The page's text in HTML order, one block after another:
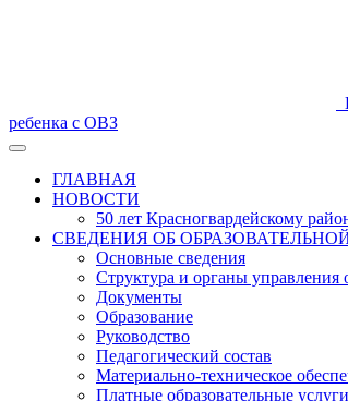
ребенка с ОВЗ
ГЛАВНАЯ
НОВОСТИ
50 лет Красногвардейскому
СВЕДЕНИЯ ОБ
Основные сведения
Структура и органы управления
Документы
Образование
Руководство
Педагогический состав
Материально-техническое
Платные образовательные услуги